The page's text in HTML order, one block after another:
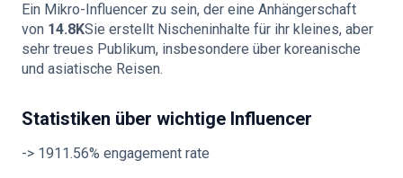
Ein Mikro-Influencer zu sein, der eine Anhängerschaft
von 14.8KSie erstellt Nischeninhalte für ihr kleines, aber
sehr treues Publikum, insbesondere über koreanische
und asiatische Reisen.
Statistiken über wichtige Influencer
-> 1911.56% engagement rate